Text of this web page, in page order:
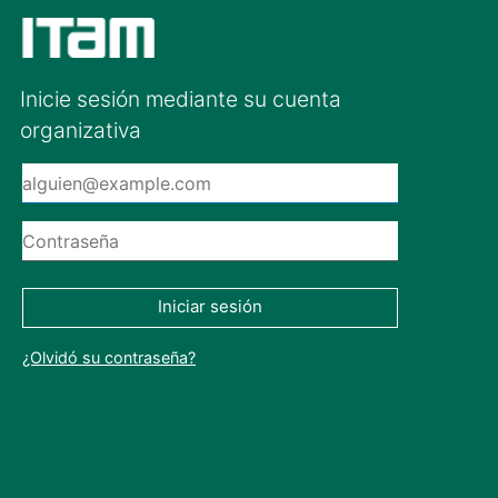
Inicie sesión mediante su cuenta
organizativa
Iniciar sesión
¿Olvidó su contraseña?